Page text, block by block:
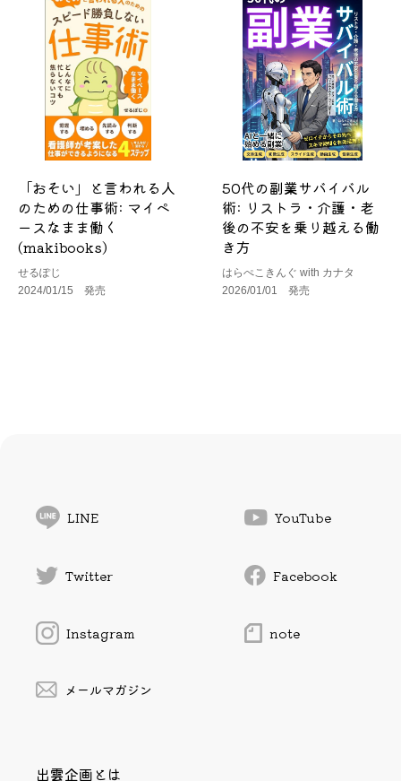
「おそい」と言われる人
のための仕事術: マイペ
ースなまま働く
(makibooks)
せるぽじ
2024/01/15 発売
50代の副業サバイバル
術: リストラ・介護・老
後の不安を乗り越える働
き方
はらぺこきんぐ with カナタ
2026/01/01 発売
LINE YouTube
Twitter Facebook
Instagram note
メールマガジン
出雲企画とは